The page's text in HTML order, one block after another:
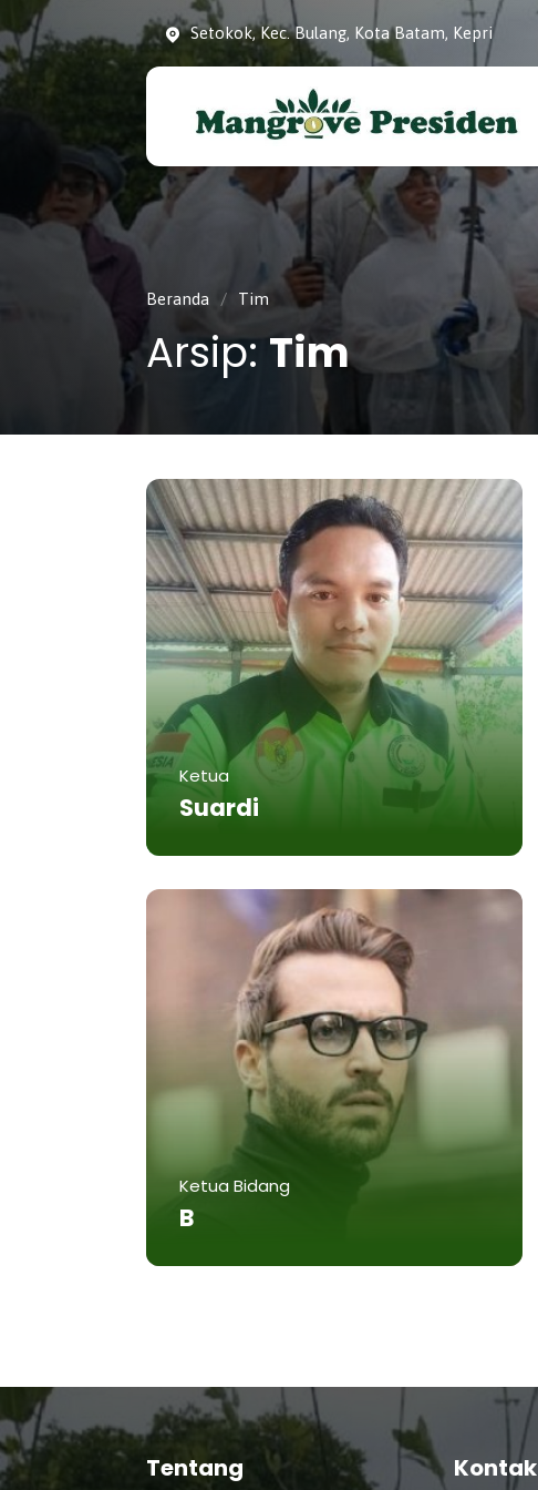
Setokok, Kec. Bulang, Kota Batam, Kepri
Mangrove Presiden
Kota Batam, Kepulauan Riau.
Beranda / Tim
Arsip:Tim
Ketua
Suardi
Ketua Bidang
B
Tentang Kontak